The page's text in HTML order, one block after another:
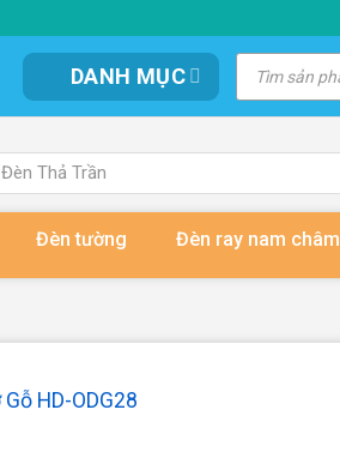
DANH MỤC
Tìm
kiếm
sản
phẩm
Đèn Thả Trần
Đèn tường Đèn ray nam châm